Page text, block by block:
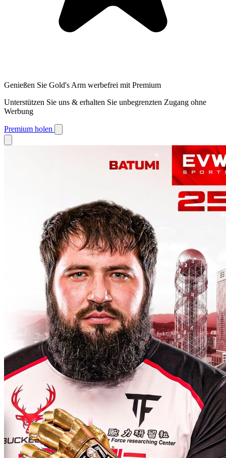
Genießen Sie Gold's Arm werbefrei mit Premium
Unterstützen Sie uns & erhalten Sie unbegrenzten Zugang ohne
Werbung
Premium holen